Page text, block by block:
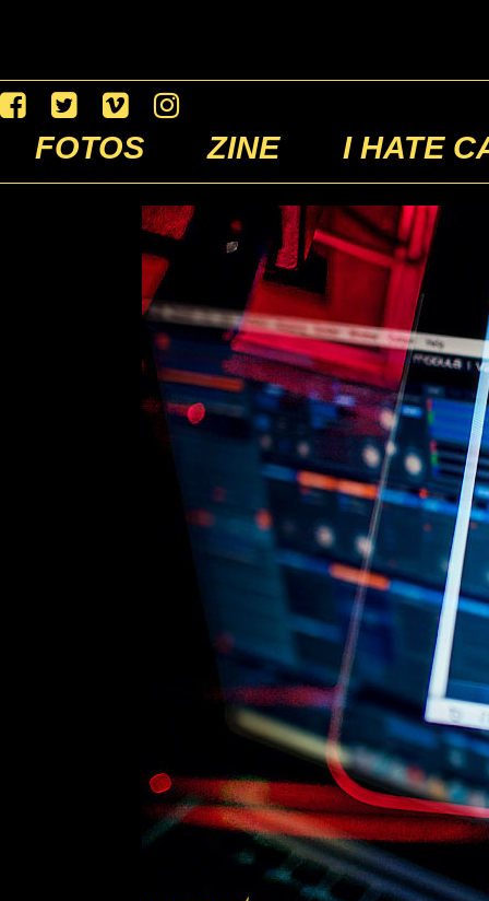
FOTOS ZINE I HATE